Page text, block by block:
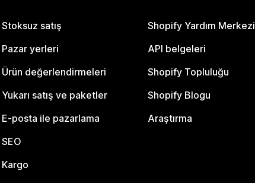
Stoksuz satış
Pazar yerleri
Ürün değerlendirmeleri
Yukarı satış ve paketler
E-posta ile pazarlama
SEO
Kargo
Shopify Yardım Merkezi
API belgeleri
Shopify Topluluğu
Shopify Blogu
Araştırma